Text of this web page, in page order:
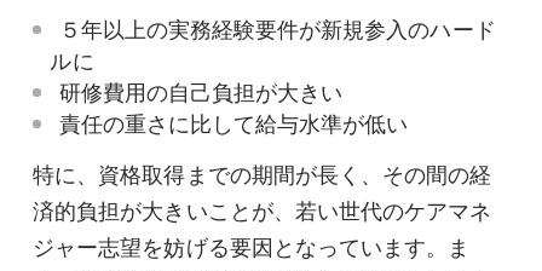
５年以上の実務経験要件が新規参入のハード
ルに
研修費用の自己負担が大きい
責任の重さに比して給与水準が低い
特に、資格取得までの期間が長く、その間の経
済的負担が大きいことが、若い世代のケアマネ
ジャー志望を妨げる要因となっています。ま